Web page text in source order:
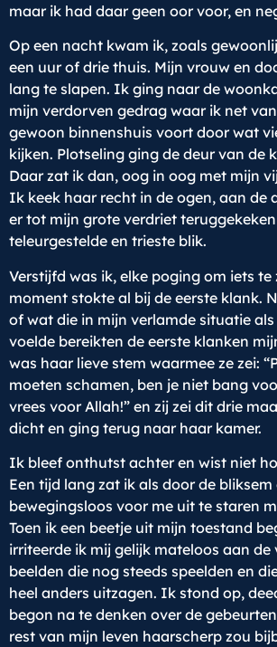
maar ik had daar geen oor voor, en
Op een nacht kwam ik, zoals
een uur of drie thuis. Mijn vrouw en
lang te slapen. Ik ging naar de
mijn verdorven gedrag waar ik net
gewoon binnenshuis voort door wat
kijken. Plotseling ging de deur van de
Daar zat ik dan, oog in oog met mijn
Ik keek haar recht in de ogen, aan de
er tot mijn grote verdriet
teleurgestelde en trieste blik.
Verstijfd was ik, elke poging om iets
moment stokte al bij de eerste klank.
of wat die in mijn verlamde situatie
voelde bereikten de eerste klanken
was haar lieve stem waarmee ze zei:
moeten schamen, ben je niet bang
vrees voor Allah!” en zij zei dit drie
dicht en ging terug naar haar kamer.
Ik bleef onthutst achter en wist niet
Een tijd lang zat ik als door de
bewegingsloos voor me uit te staren
Toen ik een beetje uit mijn toestand
irriteerde ik mij gelijk mateloos aan de
beelden die nog steeds speelden en
heel anders uitzagen. Ik stond op,
begon na te denken over de
rest van mijn leven haarscherp zou